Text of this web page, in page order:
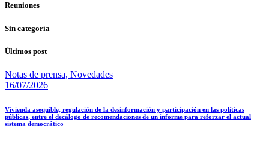
Reuniones
Sin categoría
Últimos post
Notas de prensa, Novedades
16/07/2026
Vivienda asequible, regulación de la desinformación y participación en las políticas
públicas, entre el decálogo de recomendaciones de un informe para reforzar el actual
sistema democrático